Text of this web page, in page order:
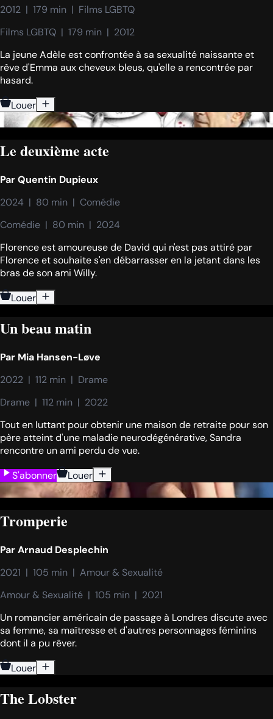
2012  |  179 min  |  Films LGBTQ
Films LGBTQ  |  179 min  |  2012
La jeune Adèle est confrontée à sa sexualité naissante et
rêve d'Emma aux cheveux bleus, qu'elle a rencontrée par
hasard.
Louer
Le deuxième acte
ParQuentin Dupieux
2024  |  80 min  |  Comédie
Comédie  |  80 min  |  2024
Florence est amoureuse de David qui n'est pas attiré par
Florence et souhaite s'en débarrasser en la jetant dans les
bras de son ami Willy.
Louer
Un beau matin
Par Mia Hansen-Løve
2022  |  112 min  |  Drame
Drame  |  112 min  |  2022
Tout en luttant pour obtenir une maison de retraite pour son
père atteint d'une maladie neurodégénérative, Sandra
rencontre un ami perdu de vue.
S'abonner
Louer
Tromperie
ParArnaud Desplechin
2021  |  105 min  |  Amour & Sexualité
Amour & Sexualité  |  105 min  |  2021
Un romancier américain de passage à Londres discute avec
sa femme, sa maîtresse et d'autres personnages féminins
dont il a pu rêver.
Louer
The Lobster